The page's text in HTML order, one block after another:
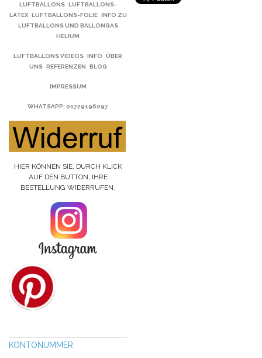
LUFTBALLONS LUFTBALLONS-
LATEX LUFTBALLONS-FOLIE INFO ZU
LUFTBALLONS UND BALLONGAS
HELIUM
LUFTBALLONS VIDEOS INFO
ÜBER
UNS REFERENZEN BLOG
IMPRESSUM
WHATSAPP: 01729196097
HIER KÖNNEN SIE, DURCH KLICK
AUF DEN BUTTON, IHRE
BESTELLUNG WIDERRUFEN.
KONTONUMMER